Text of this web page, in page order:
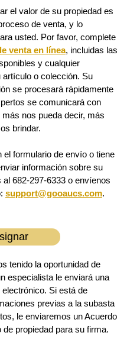
el valor de su propiedad es
de venta, y lo
usted. Por favor, complete
venta en línea, incluidas las
y cualquier
o colección. Su
se procesará rápidamente
se comunicará con
nos pueda decir, más
brindar.
formulario de envío o tiene
información sobre su
682-297-6333 o envíenos
support@gooaucs.com.
tenido la oportunidad de
especialista le enviará una
Si está de
previas a la subasta
le enviaremos un Acuerdo
propiedad para su firma.